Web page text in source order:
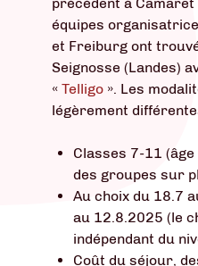
équipes
et Freiburg ont
Seignosse (Landes)
« Telligo ». Les
légèrement
Classes 7-11
des groupes sur
Au choix du 18.7
au 12.8.2025 (le
indépendant du
Coût du séjour,